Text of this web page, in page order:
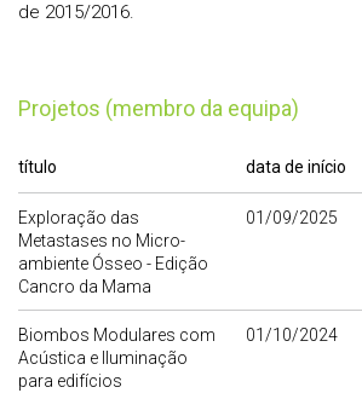
de 2015/2016.
Projetos (membro da equipa)
título data de início
Exploração das
Metastases no Micro-
ambiente Ósseo - Edição
Cancro da Mama
01/09/2025
Biombos Modulares com
Acústica e Iluminação
para edifícios
01/10/2024